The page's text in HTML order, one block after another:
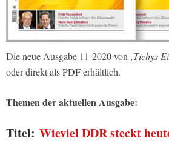
Die neue Ausgabe 11-2020 von ‚Tichys
oder direkt als PDF erhältlich.
Themen der aktuellen Ausgabe:
Titel: Wieviel DDR steckt